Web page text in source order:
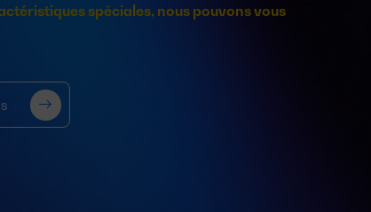
spéciales, nous pouvons vous